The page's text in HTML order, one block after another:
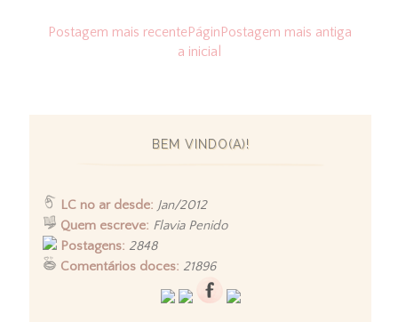
Postagem mais recente Postagem mais antiga
Págin
a inicial
BEM VINDO(A)!
LC no ar desde: Jan/2012
Quem escreve: Flavia Penido
Postagens: 2848
Comentários doces: 21896